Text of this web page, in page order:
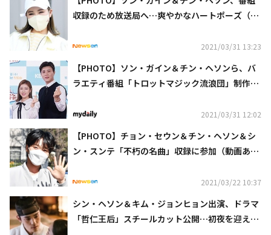
収録のため放送局へ…爽やかなハートポーズ（動
2021/03/31 13:23
【PHOTO】ソン・ガイン＆チン・ヘソンら、バ
ラエティ番組「トロットマジック流浪団」制作発
2021/03/31 12:02
【PHOTO】チョン・セウン＆チン・ヘソン＆シ
ン・スンテ「不朽の名曲」収録に参加（動画あ
2021/03/22 10:37
シン・ヘソン＆キム・ジョンヒョン出演、ドラマ
「哲仁王后」スチールカット公開…初夜を迎えた